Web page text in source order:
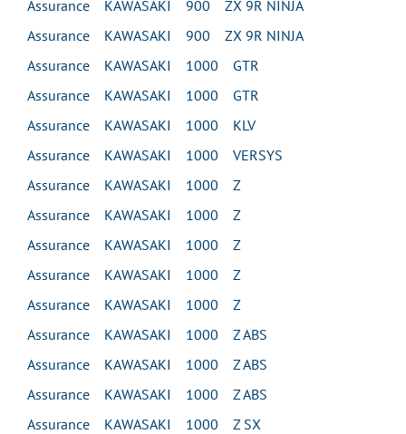
Assurance KAWASAKI 900 ZX 9R NINJA
Assurance KAWASAKI 900 ZX 9R NINJA
Assurance KAWASAKI 1000 GTR
Assurance KAWASAKI 1000 GTR
Assurance KAWASAKI 1000 KLV
Assurance KAWASAKI 1000 VERSYS
Assurance KAWASAKI 1000 Z
Assurance KAWASAKI 1000 Z
Assurance KAWASAKI 1000 Z
Assurance KAWASAKI 1000 Z
Assurance KAWASAKI 1000 Z
Assurance KAWASAKI 1000 Z ABS
Assurance KAWASAKI 1000 Z ABS
Assurance KAWASAKI 1000 Z ABS
Assurance KAWASAKI 1000 Z SX